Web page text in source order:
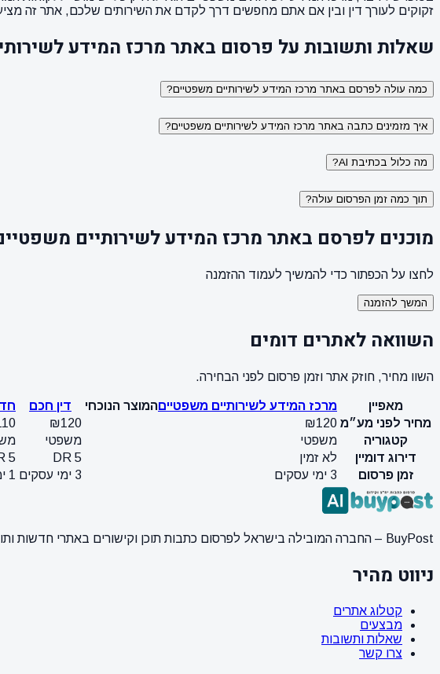
זקוקים לעורך דין ובין אם אתם מחפשים דרך לקדם את השירותים שלכם, אתר זה
שאלות ותשובות על פרסום באתר מרכז המידע
כמה עולה לפרסם באתר מרכז המידע לשירותיים משפטיים?
איך מזמינים כתבה באתר מרכז המידע לשירותיים משפטיים?
מה כלול בכתיבת AI?
תוך כמה זמן הפרסום עולה?
מוכנים לפרסם באתר מרכז המידע לשירותיים
לחצו על הכפתור כדי להמשיך לעמוד ההזמנה
המשך להזמנה
השוואה לאתרים דומים
השוו מחיר, חוזק אתר וזמן פרסום לפני הבחירה.
מאפיין מרכז המידע לשירותיים משפטייםהמוצר הנוכחי דין חכם
מחיר לפני מע״מ ₪120
₪120
קטגוריה
משפטי משפטי
דירוג דומיין
לא זמין DR 5
5
זמן פרסום
3 ימי עסקים 3 ימי עסקים 1 ימי עסקים
BuyPost – החברה המובילה בישראל לפרסום כתבות תוכן וקישורים באתרי חדשות ותוכן מובילים. מחירון מעודכן, כתיבת AI מתקדמת, קידום אתרים SEO מקצועי. 11 שנות ניסיון ואלפי לקוחות מרוצים.
ניווט מהיר
קטלוג אתרים
מבצעים
שאלות ותשובות
צרו קשר